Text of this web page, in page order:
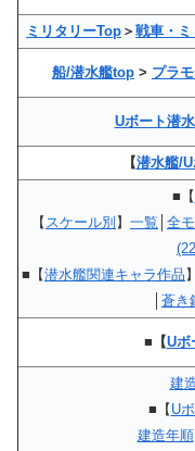
ミリタリーTop ＞ 戦車・
船/潜水艦top > プラ
Uボート潜
【潜水艦/
■【
【 スケール別】 一覧 全
■【潜水艦関連キャラ作品】
蒼き
■【Uボ
建
■ 【U
建造年順│